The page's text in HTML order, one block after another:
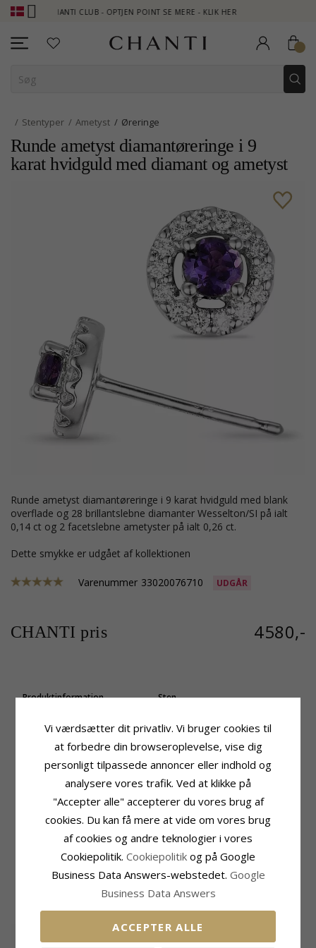
CHANTI CLUB - OPTJEN POINT SE MERE - KLIK HER
Stentyper Ametyst Øreringe
Runde ametyst diamantøreringe i 9
karat hvidguld med diamant og ametyst
runde ametyst diamantøreringe i 9 karat hvidguld med blank
overflade og 28 brillantslebne diamanter Wesselton/SI på ialt
0,14 ct og 2 facetslebne ametyster på ialt 0,26 ct.
Dette smykke er udgået af kollektionen
Varenummer 33020076710 UDGÅR
CHANTI pris 4580,-
Produktinformation
Ametyst
Ædelmetal: 9 Karat Hvidguld
Overflade:Blank
Sten
Slibning: Brillantsleben
Diamant Farve:Wesselton
Diamant Klarhed:SI
Carat:0,14
2
Facetsleben
Ametyst
0,26
Størrelse
Diameter: 6,7 mm
Dybde:
3,3 mm
Leveringstid
Vi værdsætter dit privatliv. Vi bruger cookies til
at forbedre din browseroplevelse, vise dig
personligt tilpassede annoncer eller indhold og
analysere vores trafik. Ved at klikke på
"Accepter alle" accepterer du vores brug af
cookies. Du kan få mere at vide om vores brug
af cookies og andre teknologier i vores
Cookiepolitik. Cookiepolitik og på Google
Business Data Answers-webstedet. Google
Business Data Answers
ACCEPTER ALLE